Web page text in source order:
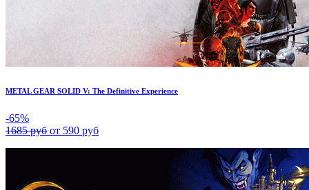
METAL GEAR SOLID V: The Definitive Experience
-65%
1685 руб от 590 руб